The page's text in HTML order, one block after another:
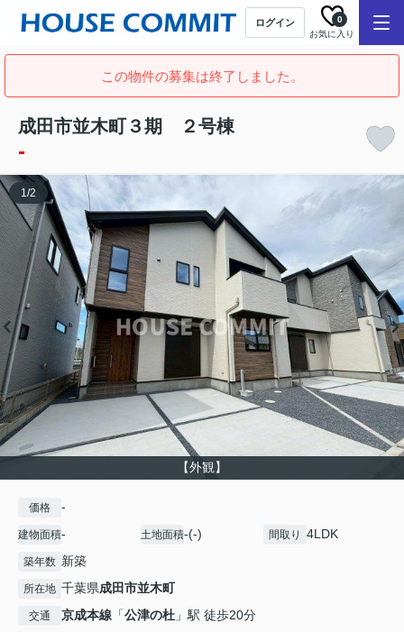
ログイン
お気に入り
0
この物件の募集は終了しました。
成田市並木町３期 ２号棟
-
【外観】
1/2
価格 -
建物面積- 土地面積-(-) 間取り 4LDK
築年数 新築
所在地 千葉県成田市並木町
交通 京成本線 「公津の杜 」駅 徒歩20分